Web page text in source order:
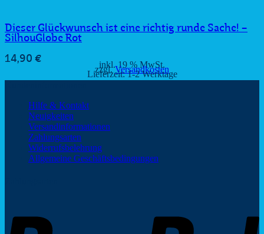
Dieser Glückwunsch ist eine richtig runde Sache! –
SilhouGlobe Rot
14,90 € inkl. 19 % MwSt.
zzgl.Versandkosten
Lieferzeit:1-2 Werktage
Hilfe & Kontakt
Neuigkeiten
Versandinformationen
Zahlungsarten
Widerrufsbelehrung
Allgemeine Geschäftsbedingungen